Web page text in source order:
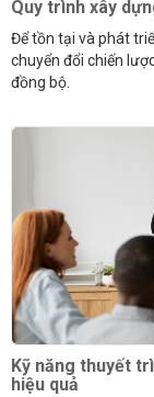
Quy trình xây
Để tồn tại và phát
chuyển đổi chiến
đồng bộ.
Kỹ năng thuyết
hiệu quả